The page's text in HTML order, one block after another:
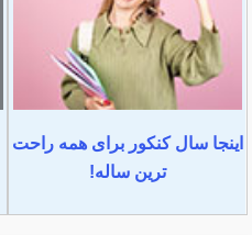
اینجا سال کنکور برای همه راحت
ترین ساله!